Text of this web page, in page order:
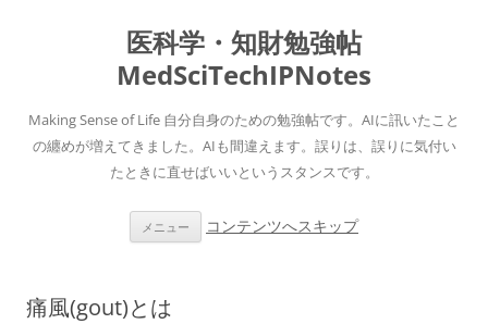
医科学・知財勉強帖
MedSciTechIPNotes
Making Sense of Life 自分自身のための勉強帖です。AIに訊いたこと
の纏めが増えてきました。AIも間違えます。誤りは、誤りに気付い
たときに直せばいいというスタンスです。
メニュー コンテンツへスキップ
痛風(gout)とは